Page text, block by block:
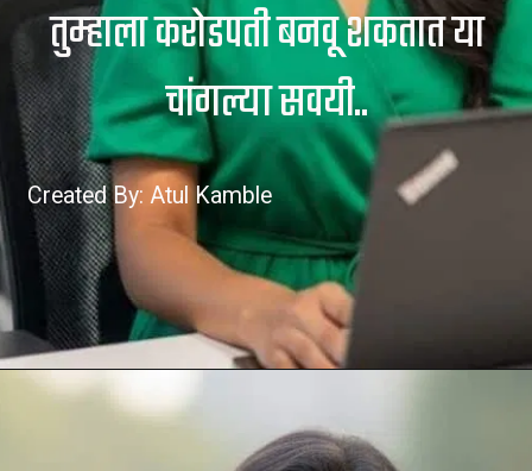
Created By: Atul Kamble
तुम्हाला करोडपती बनवू शकतात या
चांगल्या सवयी..